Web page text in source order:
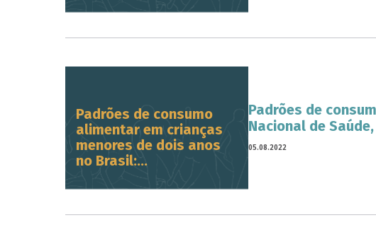
Padrões de consumo
alimentar em crianças
menores de dois anos
no Brasil:...
Padrões de
Nacional de Saúde,
05.08.2022